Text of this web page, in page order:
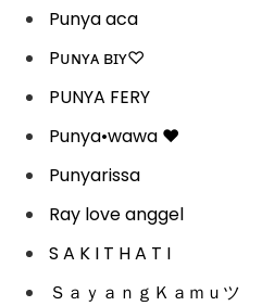
Punya aca
Pᴜɴʏᴀ ʙɪʏ♡︎
PUNYA FERY
Punya•wawa ❤️
Punyarissa
Ray love anggel
S A K I T H A T I
ＳａｙａｎｇＫａｍｕツ